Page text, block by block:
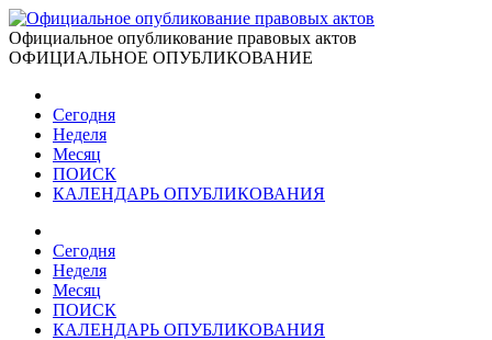
Официальное опубликование правовых актов
ОФИЦИАЛЬНОЕ ОПУБЛИКОВАНИЕ
Сегодня
Неделя
Месяц
ПОИСК
КАЛЕНДАРЬ ОПУБЛИКОВАНИЯ
Сегодня
Неделя
Месяц
ПОИСК
КАЛЕНДАРЬ ОПУБЛИКОВАНИЯ